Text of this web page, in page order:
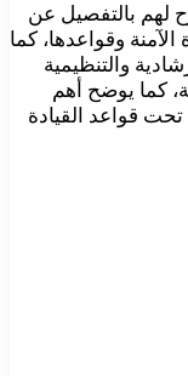
لهم بالتفصيل عن
وقواعدها، كما
والتنظيمية
كما يوضح أهم
تحت قواعد القيادة